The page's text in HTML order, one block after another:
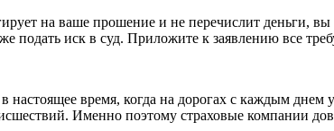
на ваше прошение и не перечислит деньги,
подать иск в суд. Приложите к заявлению все
время, когда на дорогах с каждым днем
Именно поэтому страховые компании